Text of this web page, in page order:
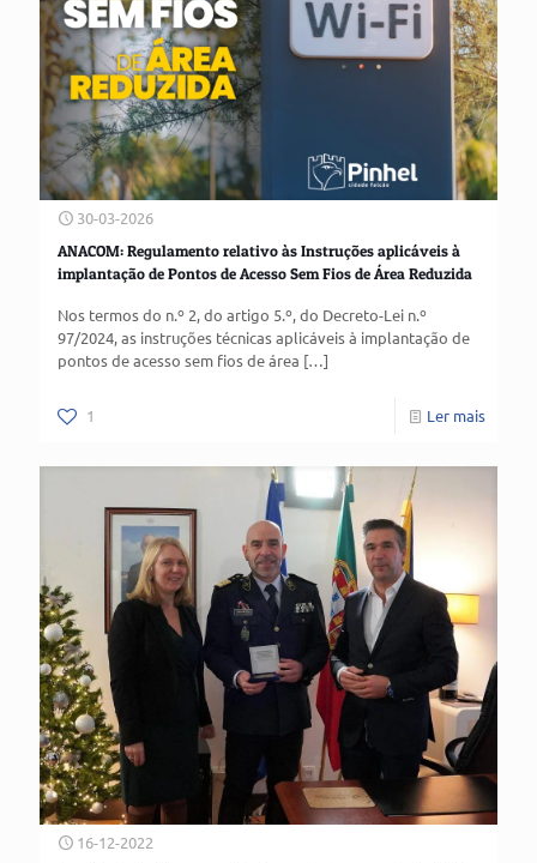
30-03-2026
ANACOM: Regulamento relativo às Instruções aplicáveis à
implantação de Pontos de Acesso Sem Fios de Área Reduzida
Nos termos do n.º 2, do artigo 5.º, do Decreto-Lei n.º
97/2024, as instruções técnicas aplicáveis à implantação de
pontos de acesso sem fios de área […]
1 Ler mais
16-12-2022